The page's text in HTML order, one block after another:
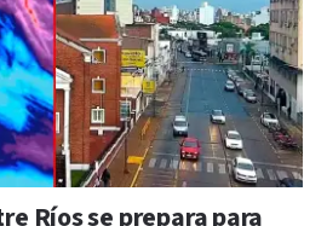
Ríos se prepara para